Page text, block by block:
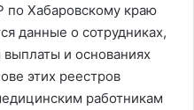
по Хабаровскому краю
данные о сотрудниках,
и основаниях
этих реестров
работникам